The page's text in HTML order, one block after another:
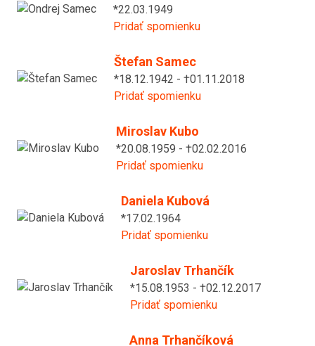
*22.03.1949
Pridať spomienku
Štefan Samec
*18.12.1942 - †01.11.2018
Pridať spomienku
Miroslav Kubo
*20.08.1959 - †02.02.2016
Pridať spomienku
Daniela Kubová
*17.02.1964
Pridať spomienku
Jaroslav Trhančík
*15.08.1953 - †02.12.2017
Pridať spomienku
Anna Trhančíková